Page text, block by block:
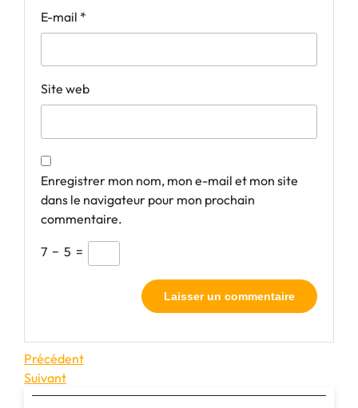
E-mail *
Site web
Enregistrer mon nom, mon e-mail et mon site
dans le navigateur pour mon prochain
commentaire.
7 − 5 =
Navigation
de
Article
précédent
Précédent
Article
suivant
Suivant